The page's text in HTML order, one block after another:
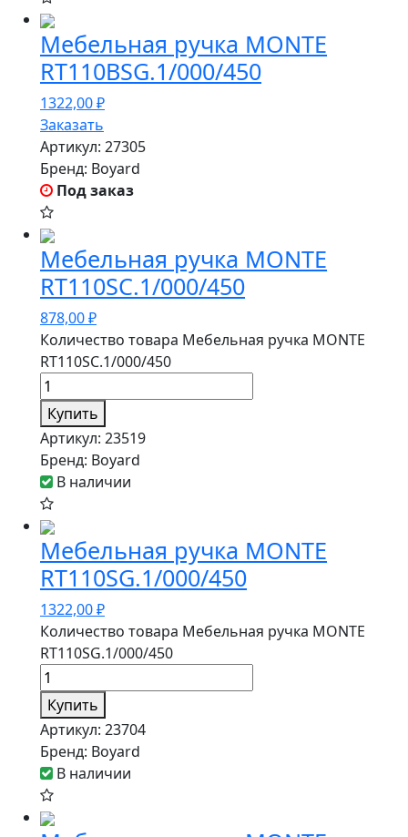
Мебельная ручка MONTE
RT110BSG.1/000/450
1322,00₽
Заказать
Артикул: 27305
Бренд: Boyard
Под заказ
Мебельная ручка MONTE
RT110SC.1/000/450
878,00₽
Количество товара Мебельная ручка MONTE
RT110SC.1/000/450
Купить
Артикул: 23519
Бренд: Boyard
В наличии
Мебельная ручка MONTE
RT110SG.1/000/450
1322,00₽
Количество товара Мебельная ручка MONTE
RT110SG.1/000/450
Купить
Артикул: 23704
Бренд: Boyard
В наличии